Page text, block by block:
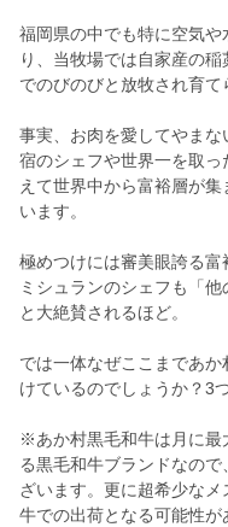
福岡県の中でも特に空気
り、当牧場では自家産の
でのびのびと放牧され育て
事実、お肉を愛してやま
宿のシェフや世界一を取
えて世界中から富裕層が
います。
極めつけには審美眼誇る
ミシュランのシェフも「他
と大絶賛されるほど。
では一体なぜここまであ
けているのでしょうか？3
※あか村黒毛和牛は月に最
る黒毛和牛ブランドなの
ざいます。更に超希少な
牛での出荷となる可能性